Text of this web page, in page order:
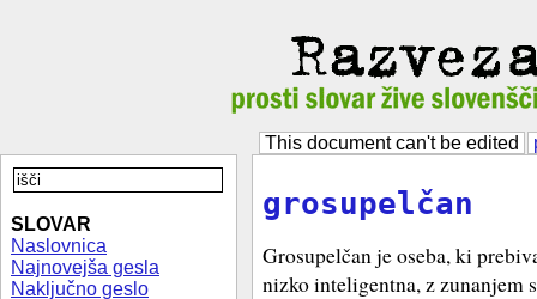
This document can't be edited
SLOVAR
Naslovnica
Najnovejša gesla
Naključno geslo
grosupelčan
Grosupelčan je oseba, ki
nizko inteligentna, z zunanjem